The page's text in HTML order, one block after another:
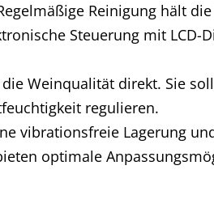
Reinigung hält
Steuerung mit
Weinqualität direkt. Sie
regulieren.
vibrationsfreie Lagerung
optimale